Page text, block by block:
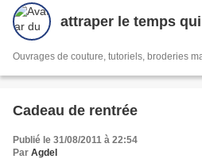
attraper le temps
Ouvrages de couture, tutoriels, broderies
Cadeau de rentrée
Publié le 31/08/2011 à 22:54
Par Agdel